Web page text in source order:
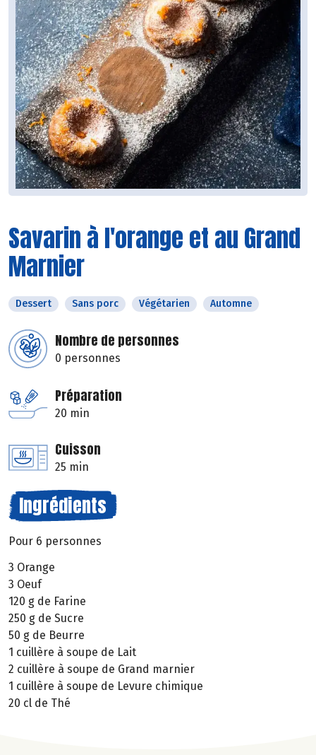
Savarin à l'orange et au Grand
Marnier
Dessert Sans porc Végétarien Automne
Nombre de personnes
0 personnes
Préparation
20 min
Cuisson
25 min
Ingrédients
Pour 6 personnes
3 Orange
3 Oeuf
120 g de Farine
250 g de Sucre
50 g de Beurre
1 cuillère à soupe de Lait
2 cuillère à soupe de Grand marnier
1 cuillère à soupe de Levure chimique
20 cl de Thé